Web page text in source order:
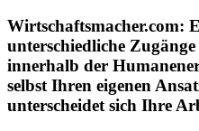
Wirtschaftsmacher.com:
unterschiedliche
innerhalb der
selbst Ihren eigenen
unterscheidet sich Ihre